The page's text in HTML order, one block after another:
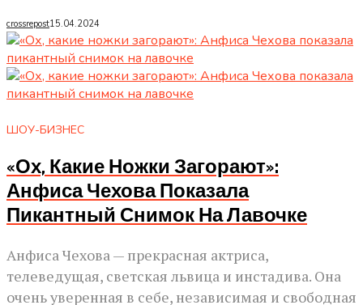
crossrepost15.04.2024
ШОУ-БИЗНЕС
«Ох, Какие Ножки Загорают»:
Анфиса Чехова Показала
Пикантный Снимок На Лавочке
Анфиса Чехова — прекрасная актриса,
телеведущая, светская львица и инстадива. Она
очень уверенная в себе, независимая и свободная